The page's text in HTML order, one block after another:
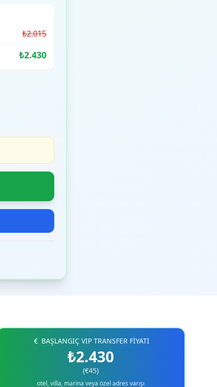
₺2.015
₺2.430
BAŞLANGIÇ VIP TRANSFER FİYATI
₺2.430
(€45)
otel, villa, marina veya özel adres varışı